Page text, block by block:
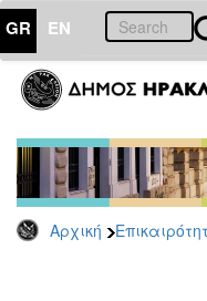
GR EN
Αρχική
ΕΠΙΚΑΙΡΟΤΗΤΑ
Τύπου
Αρχείο
2026
2025